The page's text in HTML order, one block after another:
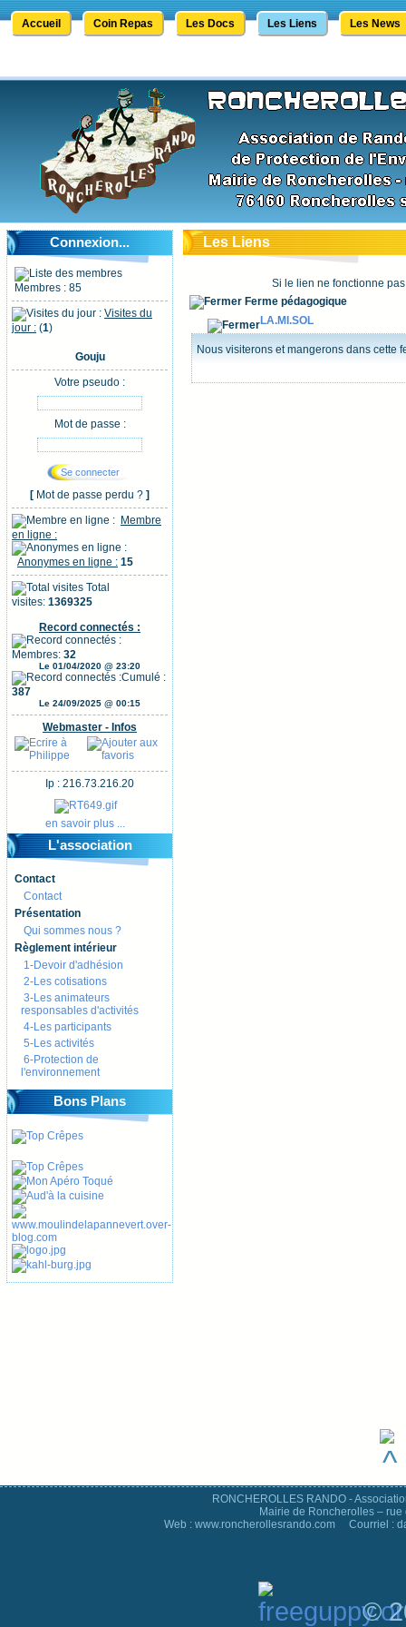
Accueil Coin Repas Les Docs Les Liens Les News
Connexion...
Membres : 85
Visites du
jour : (1)
Gouju
Votre pseudo :
Mot de passe :
[ Mot de passe perdu ? ]
Membre
en ligne :
Anonymes en ligne : 15
Total
visites: 1369325
Record connectés :
Membres: 32
Le 01/04/2020 @ 23:20
Cumulé :
387
Le 24/09/2025 @ 00:15
Webmaster - Infos
Ip : 216.73.216.20
en savoir plus ...
L'association
Contact
Contact
Présentation
Qui sommes nous ?
Règlement intérieur
1-Devoir d'adhésion
2-Les cotisations
3-Les animateurs
responsables d'activités
4-Les participants
5-Les activités
6-Protection de
l'environnement
Bons Plans
Les Liens
Si le lien ne fonctionne
Ferme pédagogique
LA.MI.SOL
Nous visiterons et mangerons dans cette
RONCHEROLLES RANDO -
Mairie de Roncherolles –
Web : www.roncherollesrando.com Courriel :
©